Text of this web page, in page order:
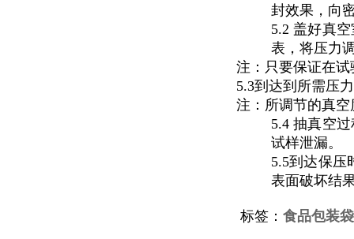
封效果，向
5.2 盖好真
表，将压力
注：只要保证在
5.3到达到所需压
注：所调节的真
5.4 抽真空
试样泄漏。
5.5到达保压
表面破坏结
标签： 食品包装